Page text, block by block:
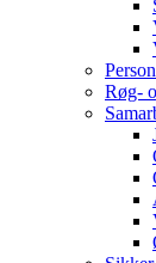
Røg-